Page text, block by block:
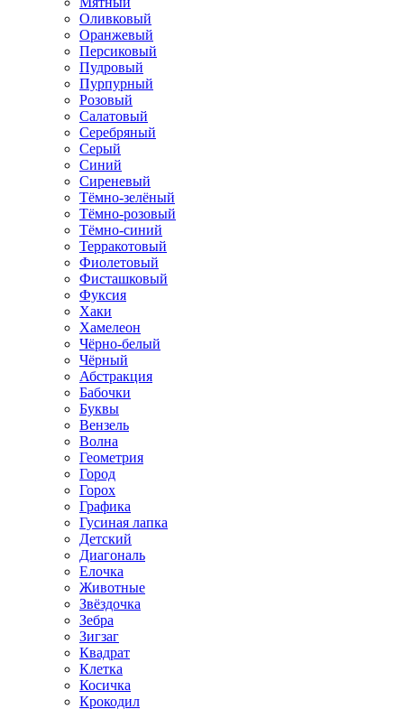
Оливковый
Оранжевый
Персиковый
Пудровый
Пурпурный
Розовый
Салатовый
Серебряный
Серый
Синий
Сиреневый
Тёмно-зелёный
Тёмно-розовый
Тёмно-синий
Терракотовый
Фиолетовый
Фисташковый
Фуксия
Хаки
Хамелеон
Чёрно-белый
Чёрный
Абстракция
Бабочки
Буквы
Вензель
Волна
Геометрия
Город
Горох
Графика
Гусиная лапка
Детский
Диагональ
Елочка
Животные
Звёздочка
Зебра
Зигзаг
Квадрат
Клетка
Косичка
Крокодил